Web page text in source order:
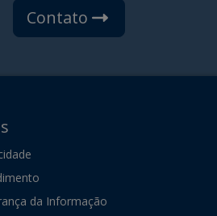
Contato
da Informação